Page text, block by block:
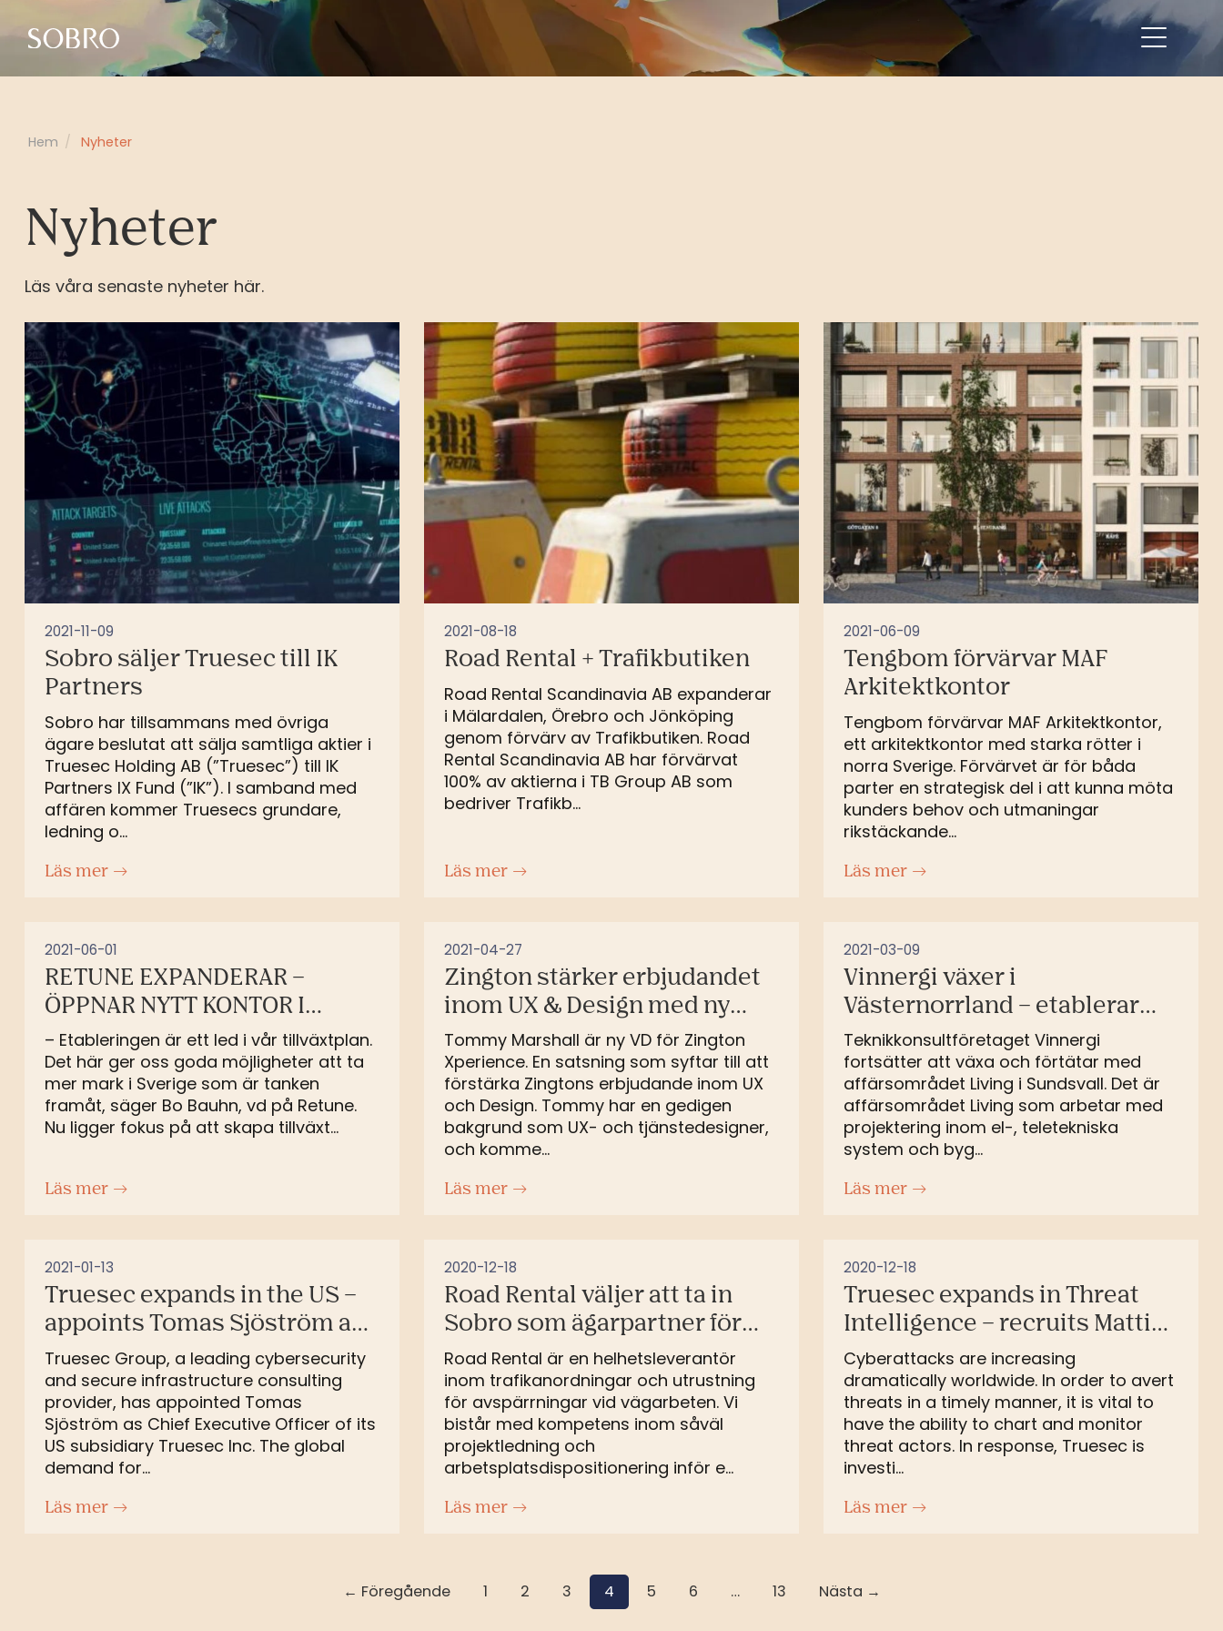
Hem / Nyheter
Nyheter
Läs våra senaste nyheter här.
2021-11-09
Sobro säljer Truesec till IK
Partners
Sobro har tillsammans med övriga
ägare beslutat att sälja samtliga aktier i
Truesec Holding AB (”Truesec”) till IK
Partners IX Fund (”IK”). I samband med
affären kommer Truesecs grundare,
ledning o...
Läs mer
2021-08-18
Road Rental + Trafikbutiken
Road Rental Scandinavia AB expanderar
i Mälardalen, Örebro och Jönköping
genom förvärv av Trafikbutiken. Road
Rental Scandinavia AB har förvärvat
100% av aktierna i TB Group AB som
bedriver Trafikb...
Läs mer
2021-06-09
Tengbom förvärvar MAF
Arkitektkontor
Tengbom förvärvar MAF Arkitektkontor,
ett arkitektkontor med starka rötter i
norra Sverige. Förvärvet är för båda
parter en strategisk del i att kunna möta
kunders behov och utmaningar
rikstäckande...
Läs mer
2021-06-01
RETUNE EXPANDERAR –
ÖPPNAR NYTT KONTOR I
MALMÖ
– Etableringen är ett led i vår tillväxtplan.
Det här ger oss goda möjligheter att ta
mer mark i Sverige som är tanken
framåt, säger Bo Bauhn, vd på Retune.
Nu ligger fokus på att skapa tillväxt...
Läs mer
2021-04-27
Zington stärker erbjudandet
inom UX & Design med ny
dotterbolags-VD
Tommy Marshall är ny VD för Zington
Xperience. En satsning som syftar till att
förstärka Zingtons erbjudande inom UX
och Design. Tommy har en gedigen
bakgrund som UX- och tjänstedesigner,
och komme...
Läs mer
2021-03-09
Vinnergi växer i
Västernorrland – etablerar
nytt affärsområde
Teknikkonsultföretaget Vinnergi
fortsätter att växa och förtätar med
affärsområdet Living i Sundsvall. Det är
affärsområdet Living som arbetar med
projektering inom el-, teletekniska
system och byg...
Läs mer
2021-01-13
Truesec expands in the US –
appoints Tomas Sjöström as
CEO of Truesec Inc
Truesec Group, a leading cybersecurity
and secure infrastructure consulting
provider, has appointed Tomas
Sjöström as Chief Executive Officer of its
US subsidiary Truesec Inc. The global
demand for...
Läs mer
2020-12-18
Road Rental väljer att ta in
Sobro som ägarpartner för
fortsatt expansion
Road Rental är en helhetsleverantör
inom trafikanordningar och utrustning
för avspärrningar vid vägarbeten. Vi
bistår med kompetens inom såväl
projektledning och
arbetsplatsdispositionering inför e...
Läs mer
2020-12-18
Truesec expands in Threat
Intelligence – recruits Mattias
Wåhlén from FRA
Cyberattacks are increasing
dramatically worldwide. In order to avert
threats in a timely manner, it is vital to
have the ability to chart and monitor
threat actors. In response, Truesec is
investi...
Läs mer
← Föregående 1 2 3 4 5 6 … 13 Nästa →